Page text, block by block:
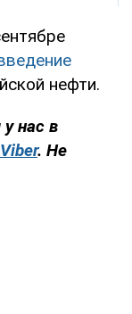
нефти.
нас в
Viber. Не